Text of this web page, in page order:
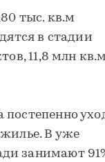
тыс. кв.м
в стадии
11,8 млн
В уже
занимают